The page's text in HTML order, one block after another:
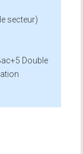
secteur)
Double